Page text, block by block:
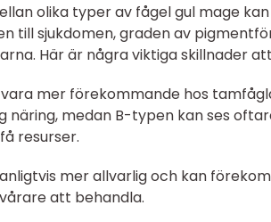
olika typer av fågel gul mage
till sjukdomen, graden av
Här är några viktiga skillnader
mer förekommande hos
näring, medan B-typen kan ses
resurser.
mer allvarlig och kan
att behandla.